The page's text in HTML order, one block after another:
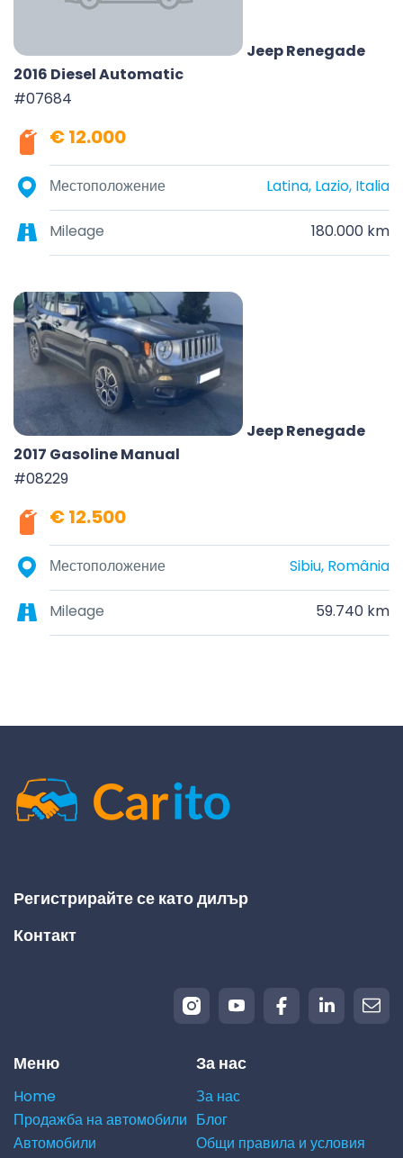
Jeep Renegade
2016 Diesel Automatic
#07684
€ 12.000
Местоположение Latina, Lazio, Italia
Mileage 180.000 km
Jeep Renegade
2017 Gasoline Manual
#08229
€ 12.500
Местоположение Sibiu, România
Mileage 59.740 km
Регистрирайте се като дилър
Контакт
Меню
Home
Продажба на автомобили
Автомобили
За нас
За нас
Блог
Общи правила и условия